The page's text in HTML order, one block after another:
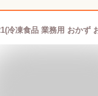
冷凍食品 業務用 おかず